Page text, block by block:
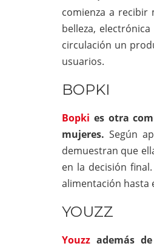
comienza a recibir
belleza,
circulación un
usuarios.
BOPKI
Bopki es otra
mujeres. Según
demuestran que
en la decisión
alimentación hasta
YOUZZ
Youzz además